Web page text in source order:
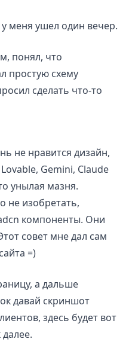
меня ушел один вечер.
понял, что
простую схему
сделать что-то
не нравится дизайн,
Gemini, Claude
унылая мазня.
не изобретать,
компоненты. Они
совет мне дал сам
=)
а дальше
давай скриншот
здесь будет вот